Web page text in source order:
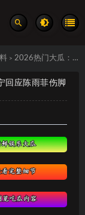
> 2026热门大瓜：陈雨菲比赛中脚被割伤(李宁回应陈雨菲伤脚事件) 真实事件汇总
回应陈雨菲伤脚